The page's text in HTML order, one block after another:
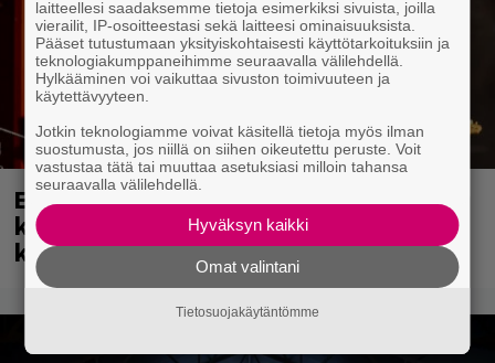
Eppu Normaali soitti viimeisen
keikkansa – nämä kappaleet sillä
kuultiin
laitteellesi saadaksemme tietoja esimerkiksi sivuista, joilla
vierailit, IP-osoitteestasi sekä laitteesi ominaisuuksista.
Pääset tutustumaan yksityiskohtaisesti käyttötarkoituksiin ja
teknologiakumppaneihimme seuraavalla välilehdellä.
Hylkääminen voi vaikuttaa sivuston toimivuuteen ja
käytettävyyteen.
Jotkin teknologiamme voivat käsitellä tietoja myös ilman
suostumusta, jos niillä on siihen oikeutettu peruste. Voit
vastustaa tätä tai muuttaa asetuksiasi milloin tahansa
seuraavalla välilehdellä.
Hyväksyn kaikki
Omat valintani
Tietosuojakäytäntömme